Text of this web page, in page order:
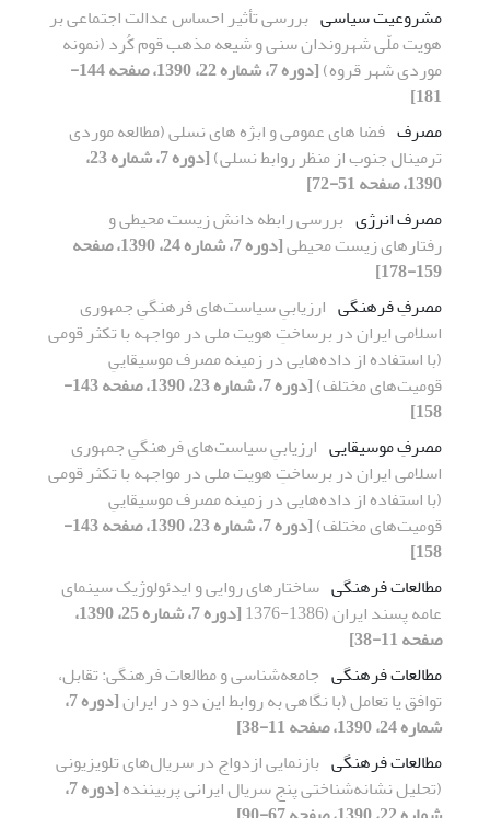
مشروعیت سیاسی بررسی تأثیر احساس عدالت اجتماعی بر
هویت ملّی شهروندان سنی و شیعه مذهب قوم کُرد (نمونه
موردی شهر قروه)
[دوره 7، شماره 22، 1390، صفحه 144-
181]
مصرف فضا های عمومی و ابژه های نسلی (مطالعه موردی
ترمینال جنوب از منظر روابط نسلی)
[دوره 7، شماره 23،
1390، صفحه 51-72]
مصرف انرژی بررسی رابطه دانش زیست محیطی و
رفتار‌های زیست محیطی
[دوره 7، شماره 24، 1390، صفحه
159-178]
مصرفِ فرهنگی ارزیابیِ سیاست‌های فرهنگیِ جمهوری
اسلامی ایران در برساختِ هویت ملی در مواجهه با تکثر قومی
(با استفاده از داده‌هایی در زمینه مصرف موسیقاییِ
قومیت‌های مختلف)
[دوره 7، شماره 23، 1390، صفحه 143-
158]
مصرفِ موسیقایی ارزیابیِ سیاست‌های فرهنگیِ جمهوری
اسلامی ایران در برساختِ هویت ملی در مواجهه با تکثر قومی
(با استفاده از داده‌هایی در زمینه مصرف موسیقاییِ
قومیت‌های مختلف)
[دوره 7، شماره 23، 1390، صفحه 143-
158]
مطالعات فرهنگی ساختارهای روایی و ایدئولوژیک سینمای
عامه پسند ایران (1386-1376
[دوره 7، شماره 25، 1390،
صفحه 11-38]
مطالعات فرهنگی جامعه‌شناسی و مطالعات فرهنگی: تقابل،
توافق یا تعامل (با نگاهی به روابط این دو در ایران
[دوره 7،
شماره 24، 1390، صفحه 11-38]
مطالعات فرهنگی بازنمایی ازدواج در سریال‌های تلویزیونی
(تحلیل نشانه‌شناختی پنج سریال ایرانی پربیننده
[دوره 7،